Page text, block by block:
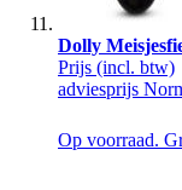
Dolly
Prijs (incl. btw)
adviesprijs
Op voorraad.